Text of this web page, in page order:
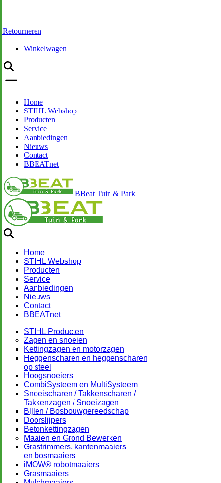
Winkelwagen
Home
STIHL Webshop
Producten
Service
Aanbiedingen
Nieuws
Contact
BBEATnet
BBeat Tuin & Park
Home
STIHL Webshop
Producten
Service
Aanbiedingen
Nieuws
Contact
BBEATnet
STIHL Producten
Zagen en snoeien
Kettingzagen en motorzagen
Heggenscharen en heggenscharen
op steel
Hoogsnoeiers
CombiSysteem en MultiSysteem
Snoeischaren / Takkenscharen /
Takkenzagen / Snoeizagen
Bijlen / Bosbouwgereedschap
Doorslijpers
Betonkettingzagen
Maaien en Grond Bewerken
Grastrimmers, kantenmaaiers
en bosmaaiers
iMOW® robotmaaiers
Grasmaaiers